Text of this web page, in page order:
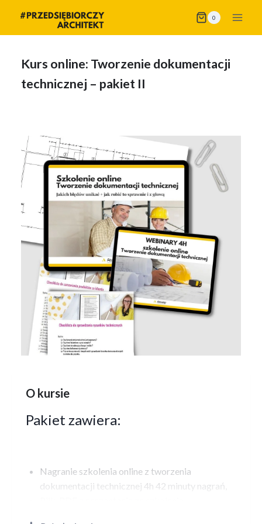
treści
0
Kurs online: Tworzenie dokumentacji
technicznej – pakiet II
O kursie
Pakiet zawiera:
Nagranie szkolenia online z tworzenia
dokumentacji technicznej 4h 42 minuty nagrań,